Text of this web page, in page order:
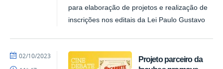
para elaboração de projetos e realização de
inscrições nos editais da Lei Paulo Gustavo
Projeto parceiro da
por
publicado
02/10/2023